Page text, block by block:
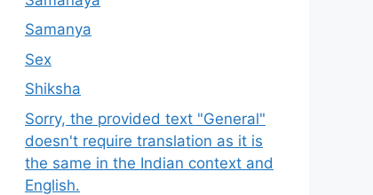
Samanya
Sex
Shiksha
Sorry, the provided text "General"
doesn't require translation as it is
the same in the Indian context and
English.